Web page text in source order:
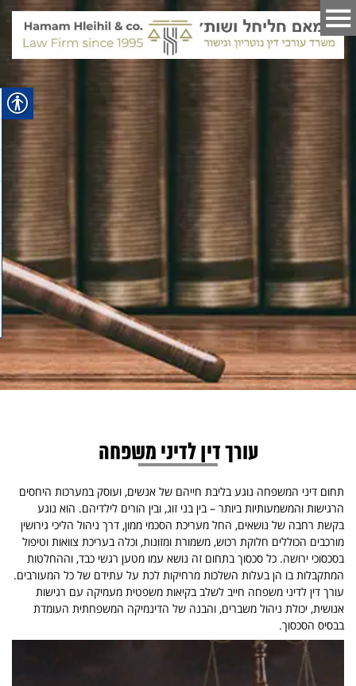
עורך דין לדיני משפחה
תחום דיני המשפחה נוגע בליבת חייהם של אנשים, ועוסק במערכות היחסים
הרגישות והמשמעותיות ביותר – בין בני זוג, ובין הורים לילדיהם. הוא נוגע
בקשת רחבה של נושאים, החל מעריכת הסכמי ממון, דרך ניהול הליכי גירושין
מורכבים הכוללים חלוקת רכוש, משמורת ומזונות, וכלה בעריכת צוואות וטיפול
בסכסוכי ירושה. כל סכסוך בתחום זה נושא עמו מטען רגשי כבד, וההחלטות
המתקבלות בו הן בעלות השלכות מרחיקות לכת על עתידם של כל המעורבים.
עורך דין לדיני משפחה חייב לשלב בקיאות משפטית מעמיקה עם רגישות
אנושית, יכולת ניהול משברים, והבנה של הדינמיקה המשפחתית העומדת
בבסיס הסכסוך.